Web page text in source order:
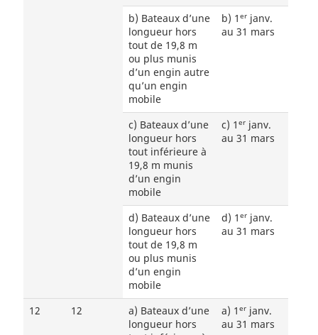
b) Bateaux d’une
longueur hors
tout de 19,8 m
ou plus munis
d’un engin autre
qu’un engin
mobile
b) 1 er janv.
au 31 mars
c) Bateaux d’une
longueur hors
tout inférieure à
19,8 m munis
d’un engin
mobile
c) 1 er janv.
au 31 mars
d) Bateaux d’une
longueur hors
tout de 19,8 m
ou plus munis
d’un engin
mobile
d) 1 er janv.
au 31 mars
12 12
a) Bateaux d’une
longueur hors
a) 1 er janv.
au 31 mars